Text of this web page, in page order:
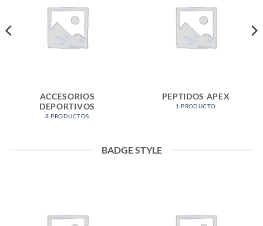
ACCESORIOS
DEPORTIVOS
8 PRODUCTOS
PEPTIDOS APEX
1 PRODUCTO
BADGE STYLE